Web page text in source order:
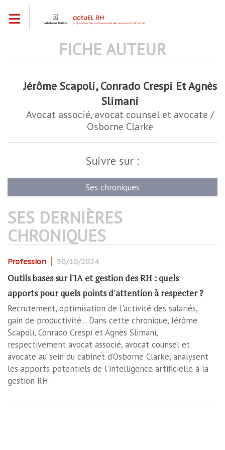
contenu
FICHE AUTEUR
Jérôme Scapoli, Conrado Crespi Et Agnès
Slimani
Avocat associé, avocat counsel et avocate /
Osborne Clarke
Suivre sur :
Ses chroniques
SES DERNIÈRES
CHRONIQUES
Profession 30/10/2024
Outils bases sur l'IA et gestion des RH : quels
apports pour quels points d'attention à respecter ?
Recrutement, optimisation de l'activité des salariés,
gain de productivité... Dans cette chronique, Jérôme
Scapoli, Conrado Crespi et Agnès Slimani,
respectivement avocat associé, avocat counsel et
avocate au sein du cabinet d’Osborne Clarke, analysent
les apports potentiels de l'intelligence artificielle à la
gestion RH.